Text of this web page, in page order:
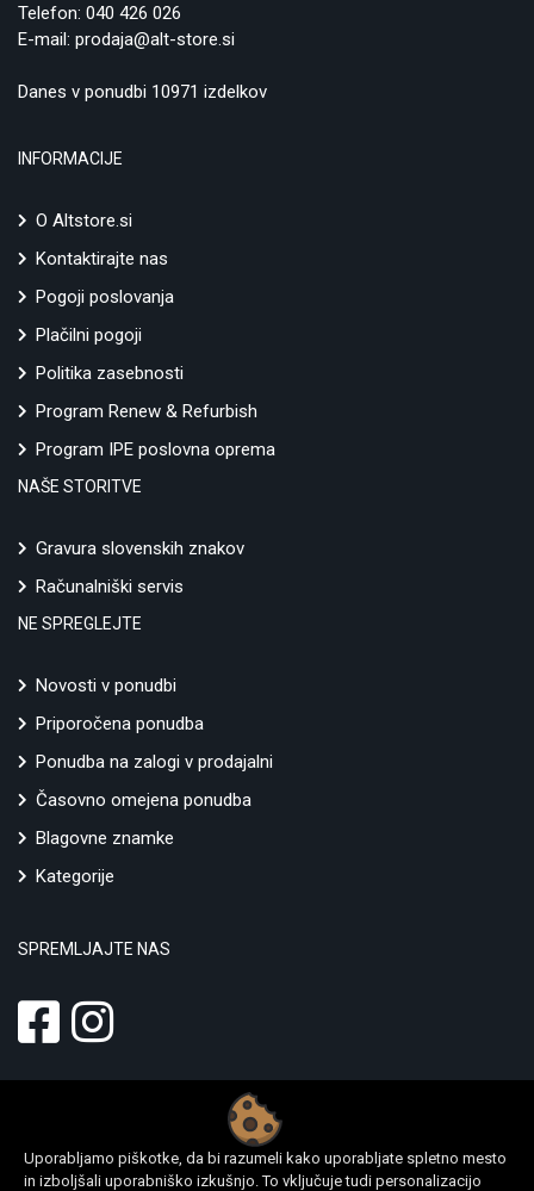
Uporabljamo piškotke, da bi razumeli kako uporabljate spletno mesto
in izboljšali uporabniško izkušnjo. To vključuje tudi personalizacijo
Telefon: 040 426 026
E-mail: prodaja@alt-store.si
Danes v ponudbi 10971 izdelkov
INFORMACIJE
O Altstore.si
Kontaktirajte nas
Pogoji poslovanja
Plačilni pogoji
Politika zasebnosti
Program Renew & Refurbish
Program IPE poslovna oprema
NAŠE STORITVE
Gravura slovenskih znakov
Računalniški servis
NE SPREGLEJTE
Novosti v ponudbi
Priporočena ponudba
Ponudba na zalogi v prodajalni
Časovno omejena ponudba
Blagovne znamke
Kategorije
SPREMLJAJTE NAS